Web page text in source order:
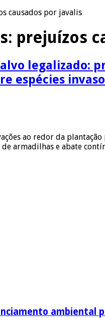
causados por javalis
prejuízos
legalizado:
espécies
ao redor da
armadilhas e abate
ambiental